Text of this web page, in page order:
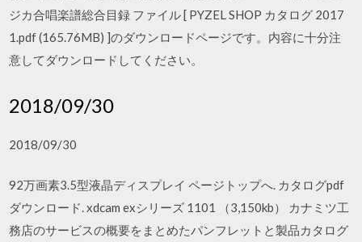
ジカ合唱楽譜総合目録 ファイル [ PYZEL SHOP カタログ 2017
1.pdf (165.76MB) ]のダウンロードページです。内容に十分注
意してダウンロードしてください。
2018/09/30
2018/09/30
92万画素3.5型液晶ディスプレイ ページトップへ. カタログpdf
ダウンロード. xdcam exシリーズ 1101 （3,150kb） カナミツ工
務店のサービスの概要をまとめたパンフレットと製品カタログ